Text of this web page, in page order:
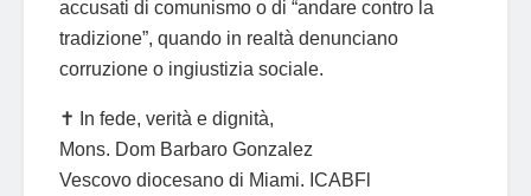
accusati di comunismo o di “andare contro la
tradizione”, quando in realtà denunciano
corruzione o ingiustizia sociale.
✝ In fede, verità e dignità,
Mons. Dom Barbaro Gonzalez
Vescovo diocesano di Miami. ICABFl